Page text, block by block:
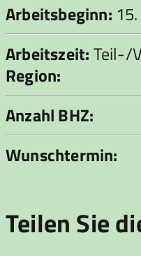
Arbeitsbeginn:
Arbeitszeit:Teil-/
Region:
Anzahl BHZ:
Wunschtermin:
Teilen Sie